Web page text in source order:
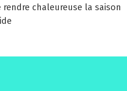
rendre chaleureuse la saison